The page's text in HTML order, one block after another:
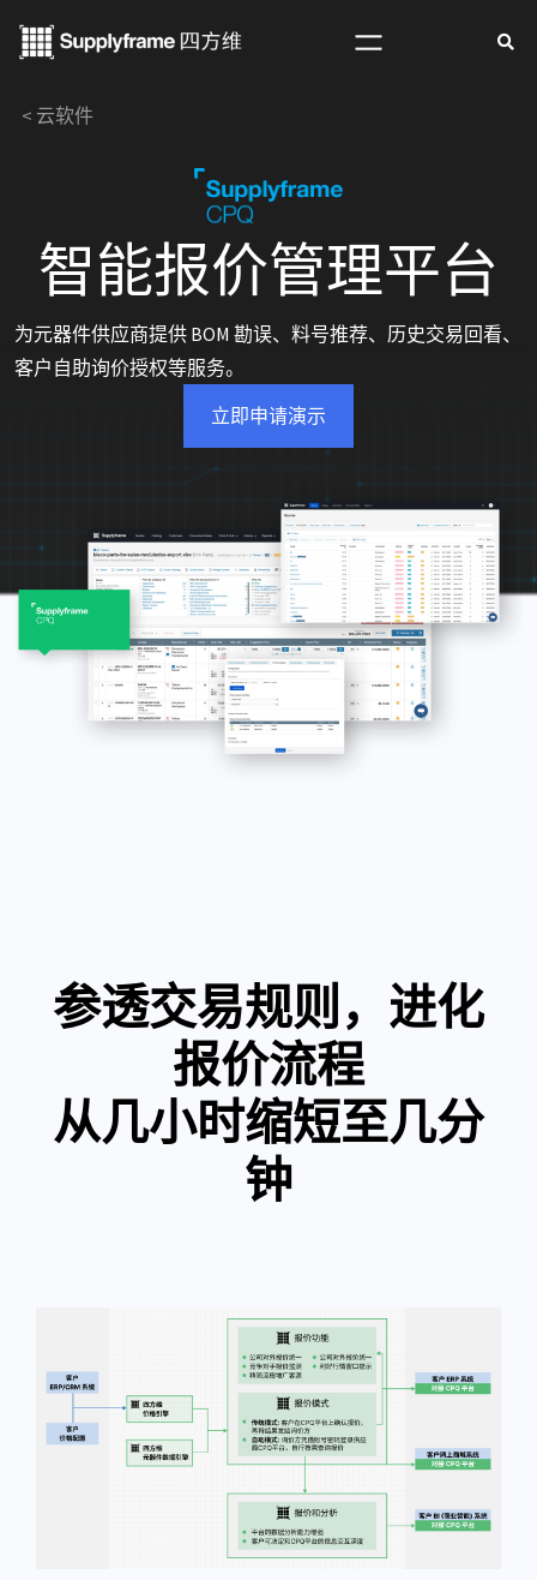
< 云软件
智能报价管理平台
为元器件供应商提供 BOM 勘误、料号推荐、历史交易回看、
客户自助询价授权等服务。
立即申请演示
参透交易规则，进化
报价流程
从几小时缩短至几分
钟